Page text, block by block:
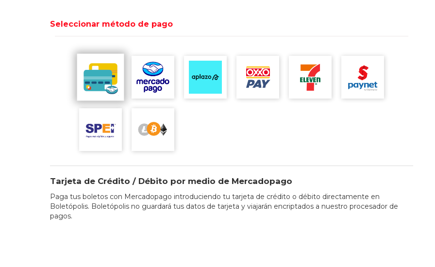
Seleccionar método de pago
Tarjeta de Crédito / Débito por medio de Mercadopago
Paga tus boletos con Mercadopago introduciendo tu tarjeta de crédito o débito directamente en
Boletópolis. Boletópolis no guardará tus datos de tarjeta y viajarán encriptados a nuestro procesador de
pagos.